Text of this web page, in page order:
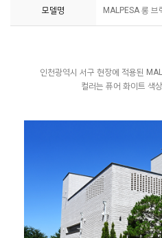
모델명 MALPESA 롱 브
인천광역시 서구 현장에 적용된
컬러는 퓨어 화이트 색